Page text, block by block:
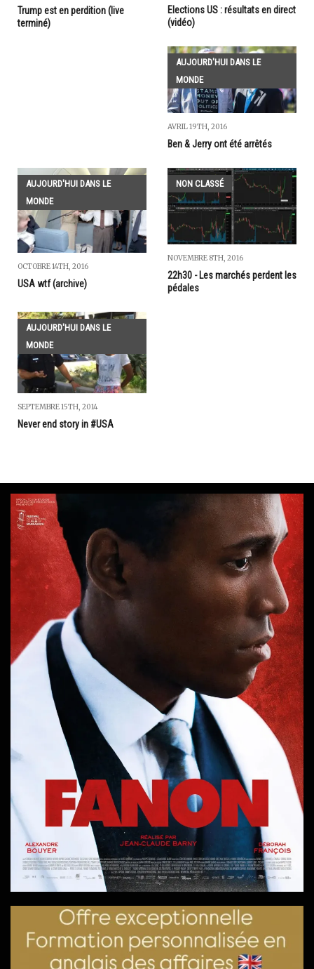
Trump est en perdition (live
terminé)
Elections US : résultats en direct
(vidéo)
AUJOURD'HUI DANS LE
MONDE
AVRIL 19TH, 2016
Ben & Jerry ont été arrêtés
AUJOURD'HUI DANS LE
MONDE
OCTOBRE 14TH, 2016
USA wtf (archive)
NON CLASSÉ
NOVEMBRE 8TH, 2016
22h30 - Les marchés perdent les
pédales
AUJOURD'HUI DANS LE
MONDE
SEPTEMBRE 15TH, 2014
Never end story in #USA